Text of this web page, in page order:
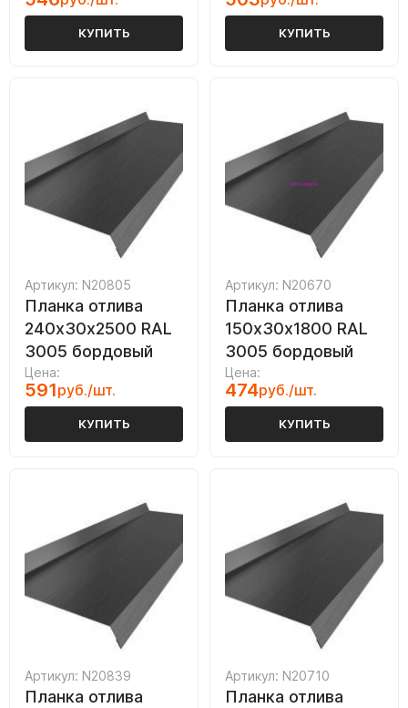
КУПИТЬ КУПИТЬ
Артикул: N20805
Планка отлива
240х30х2500 RAL
3005 бордовый
Цена:
591руб./шт.
КУПИТЬ
Артикул: N20670
Планка отлива
150х30х1800 RAL
3005 бордовый
Цена:
474руб./шт.
КУПИТЬ
Артикул: N20839
Планка отлива
Артикул: N20710
Планка отлива